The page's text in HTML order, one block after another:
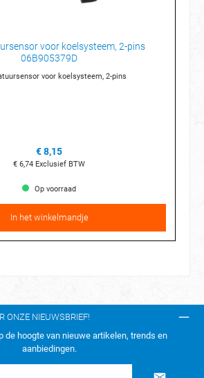
voor koelsysteem, 2-pins
06B905379D
voor koelsysteem, 2-pins
€ 8,15
€ 6,74 Exclusief BTW
Op voorraad
In het winkelmandje
ONZE NIEUWSBRIEF!
de hoogte van nieuwe artikelen, trends en
aanbiedingen.